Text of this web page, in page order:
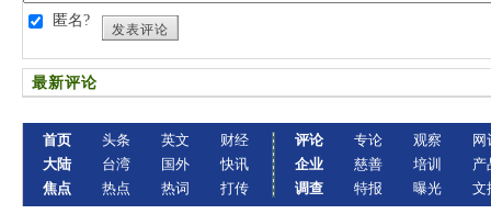
匿名?
发表评论
最新评论
首页
大陆
焦点
头条
台湾
热点
英文
国外
热词
财经
快讯
打传
评论
企业
调查
专论
慈善
特报
观察
培训
曝光
网
产
文